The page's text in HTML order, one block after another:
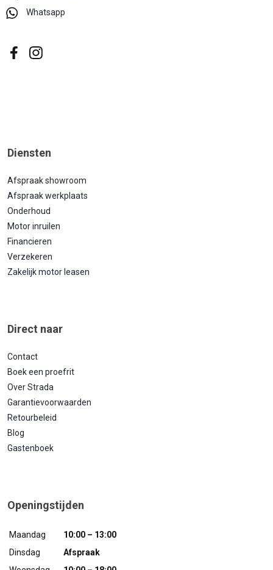
Whatsapp
Diensten
Afspraak showroom
Afspraak werkplaats
Onderhoud
Motor inruilen
Financieren
Verzekeren
Zakelijk motor leasen
Direct naar
Contact
Boek een proefrit
Over Strada
Garantievoorwaarden
Retourbeleid
Blog
Gastenboek
Openingstijden
Maandag
10:00 – 13:00
Dinsdag
Afspraak